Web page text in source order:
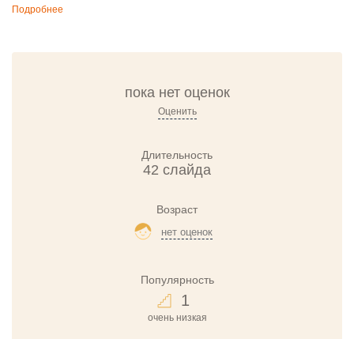
Подробнее
пока нет оценок
Оценить
Длительность
42 слайда
Возраст
нет оценок
Популярность
1
очень низкая